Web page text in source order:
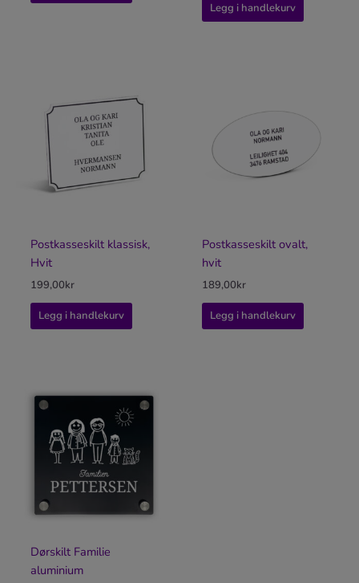
Legg i handlekurv
Postkasseskilt klassisk,
Hvit
199,00kr
Legg i handlekurv
Postkasseskilt ovalt,
hvit
189,00kr
Legg i handlekurv
Dørskilt Familie
aluminium